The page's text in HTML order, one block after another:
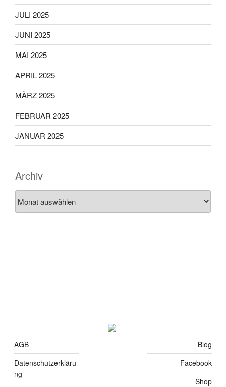
JULI 2025
JUNI 2025
MAI 2025
APRIL 2025
MÄRZ 2025
FEBRUAR 2025
JANUAR 2025
Archiv
AGB
Datenschutzerkläru
ng
Blog
Facebook
Shop